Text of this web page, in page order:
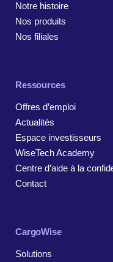
Notre histoire
Nos produits
Nos filiales
Ressources
Offres d’emploi
Actualités
Espace investisseurs
WiseTech Academy
Centre d’aide à la
Contact
CargoWise
Solutions